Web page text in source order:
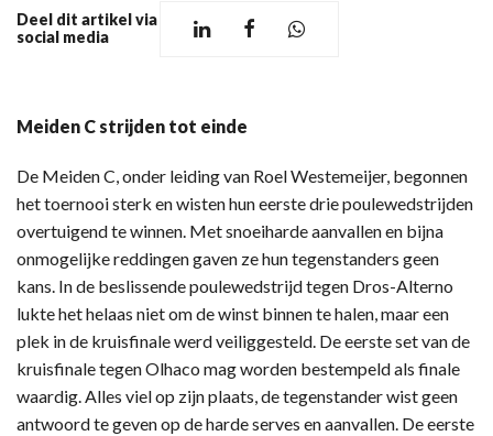
Deel dit artikel via
social media
Meiden C strijden tot einde
De Meiden C, onder leiding van Roel Westemeijer, begonnen
het toernooi sterk en wisten hun eerste drie poulewedstrijden
overtuigend te winnen. Met snoeiharde aanvallen en bijna
onmogelijke reddingen gaven ze hun tegenstanders geen
kans. In de beslissende poulewedstrijd tegen Dros-Alterno
lukte het helaas niet om de winst binnen te halen, maar een
plek in de kruisfinale werd veiliggesteld. De eerste set van de
kruisfinale tegen Olhaco mag worden bestempeld als finale
waardig. Alles viel op zijn plaats, de tegenstander wist geen
antwoord te geven op de harde serves en aanvallen. De eerste